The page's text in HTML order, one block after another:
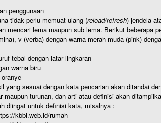
penggunaan
tidak perlu memuat ulang (reload/refresh) jendela
mencari lema maupun sub lema. Berikut beberapa
v (verba) dengan warna merah muda (pink)
tebal dengan latar lingkaran
warna biru
oranye
sesuai dengan kata pencarian akan ditandai
turunan, dan arti atau definisi akan
diingat untuk definisi kata, misalnya :
kbbi.web.id/rumah